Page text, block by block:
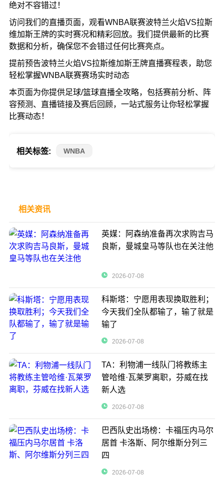
绝对不容错过！
访问我们的直播页面，观看WNBA联赛波特兰火焰VS拉斯
维加斯王牌的实时赛况和精彩回放。我们提供最新的比赛
数据和分析，确保您不会错过任何比赛亮点。
提前预告波特兰火焰VS拉斯维加斯王牌直播赛程表，助您
轻松掌握WNBA联赛赛场实时动态
本页面为你提供足球/篮球直播全攻略，包括赛前分析、阵
容预测、直播链接及赛后回顾，一站式服务让你轻松掌握
比赛动态！
相关标签: WNBA
相关资讯
英媒：阿森纳准备再次求购吉马
良斯，曼城皇马等队也在关注他
2026-07-08
科斯塔：宁愿用表现换取胜利；
今天我们全队都输了，输了就是
输了
2026-07-08
TA：利物浦一线队门将教练主
管哈维·瓦莱罗离职，芬威在找
新人选
2026-07-08
巴西队史出场榜：卡福压内马尔
居首 卡洛斯、阿尔维斯分列三
四
2026-07-08